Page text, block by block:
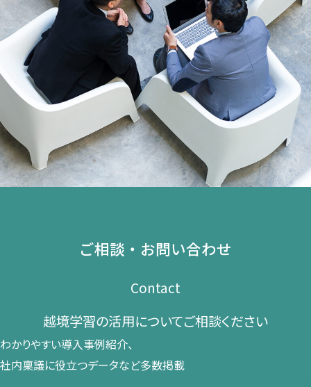
ご相談・お問い合わせ
Contact
越境学習の​活用に​ついて​ご相談ください​
わかりやすい導入事例紹介、​
社内稟議に​役立つデータなど​多数掲載